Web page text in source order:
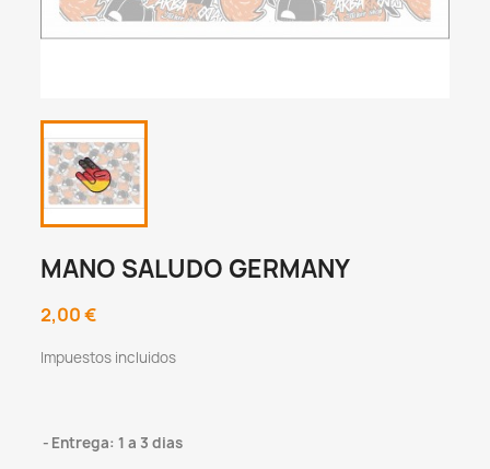
MANO SALUDO GERMANY
2,00 €
Impuestos incluidos
Entrega: 1 a 3 dias